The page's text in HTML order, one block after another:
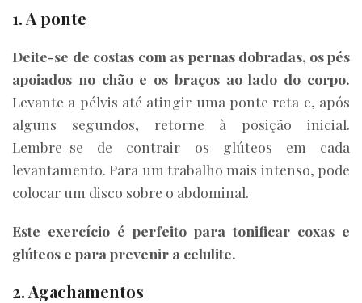
1. A ponte
Deite-se de costas com as pernas dobradas, os pés
apoiados no chão e os braços ao lado do corpo.
Levante a pélvis até atingir uma ponte reta e, após
alguns segundos, retorne à posição inicial.
Lembre-se de contrair os glúteos em cada
levantamento. Para um trabalho mais intenso, pode
colocar um disco sobre o abdominal.
Este exercício é perfeito para tonificar coxas e
glúteos e para prevenir a celulite.
2. Agachamentos